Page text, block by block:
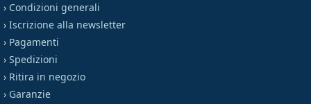
› Condizioni generali
› Iscrizione alla newsletter
› Pagamenti
› Spedizioni
› Ritira in negozio
› Garanzie